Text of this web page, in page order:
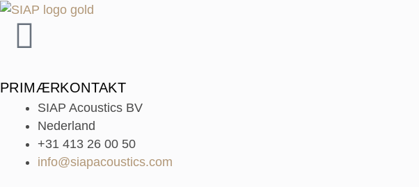
PRIMÆRKONTAKT
SIAP Acoustics BV
Nederland
+31 413 26 00 50
info@siapacoustics.com